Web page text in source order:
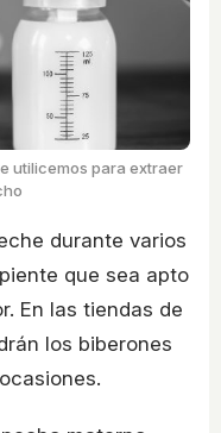
utilicemos para extraer
durante varios
que sea apto
En las tiendas de
los biberones